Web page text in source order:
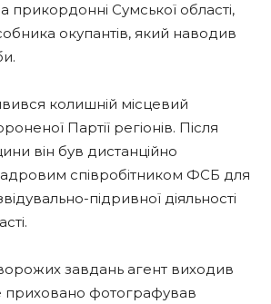
прикордонні Сумської області,
окупантів, який наводив
колишній місцевий
Партії регіонів. Після
він був дистанційно
співробітником ФСБ для
підривної діяльності
завдань агент виходив
приховано фотографував